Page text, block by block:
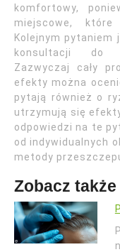
komfortowy,
miejscowe, które
Kolejnym pytaniem
konsultacji do
Zazwyczaj cały
efekty można
pytają również o
utrzymują się
odpowiedzi na te
od indywidualnych
metody
Zobacz także